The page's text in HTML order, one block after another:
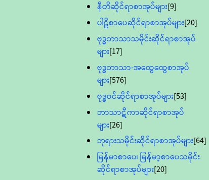
နီတိဆိုင်ရာစာအုပ်များ[9]
ပါဠိစာပေဆိုင်ရာစာအုပ်များ[20]
ဗုဒ္ဓဘာသာသမိုင်းဆိုင်ရာစာအုပ်
များ[17]
ဗုဒ္ဓဘာသာ-အထွေထွေစာအုပ်
များ[576]
ဗုဒ္ဓဝင်ဆိုင်ရာစာအုပ်များ[53]
ဘာသာဋီကာဆိုင်ရာစာအုပ်
များ[26]
ဘုရားသမိုင်းဆိုင်ရာစာအုပ်များ[64]
မြန်မာစာပေ၊ မြန်မာ့စာပေသမိုင်း
ဆိုင်ရာစာအုပ်များ[20]